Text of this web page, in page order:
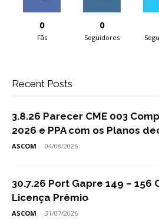
0
Fãs
0
Seguidores
Recent Posts
3.8.26 Parecer CME 003
2026 e PPA com os Planos
ASCOM - 04/08/2026
30.7.26 Port Gapre 149 – 156
Licença Prêmio
ASCOM - 31/07/2026